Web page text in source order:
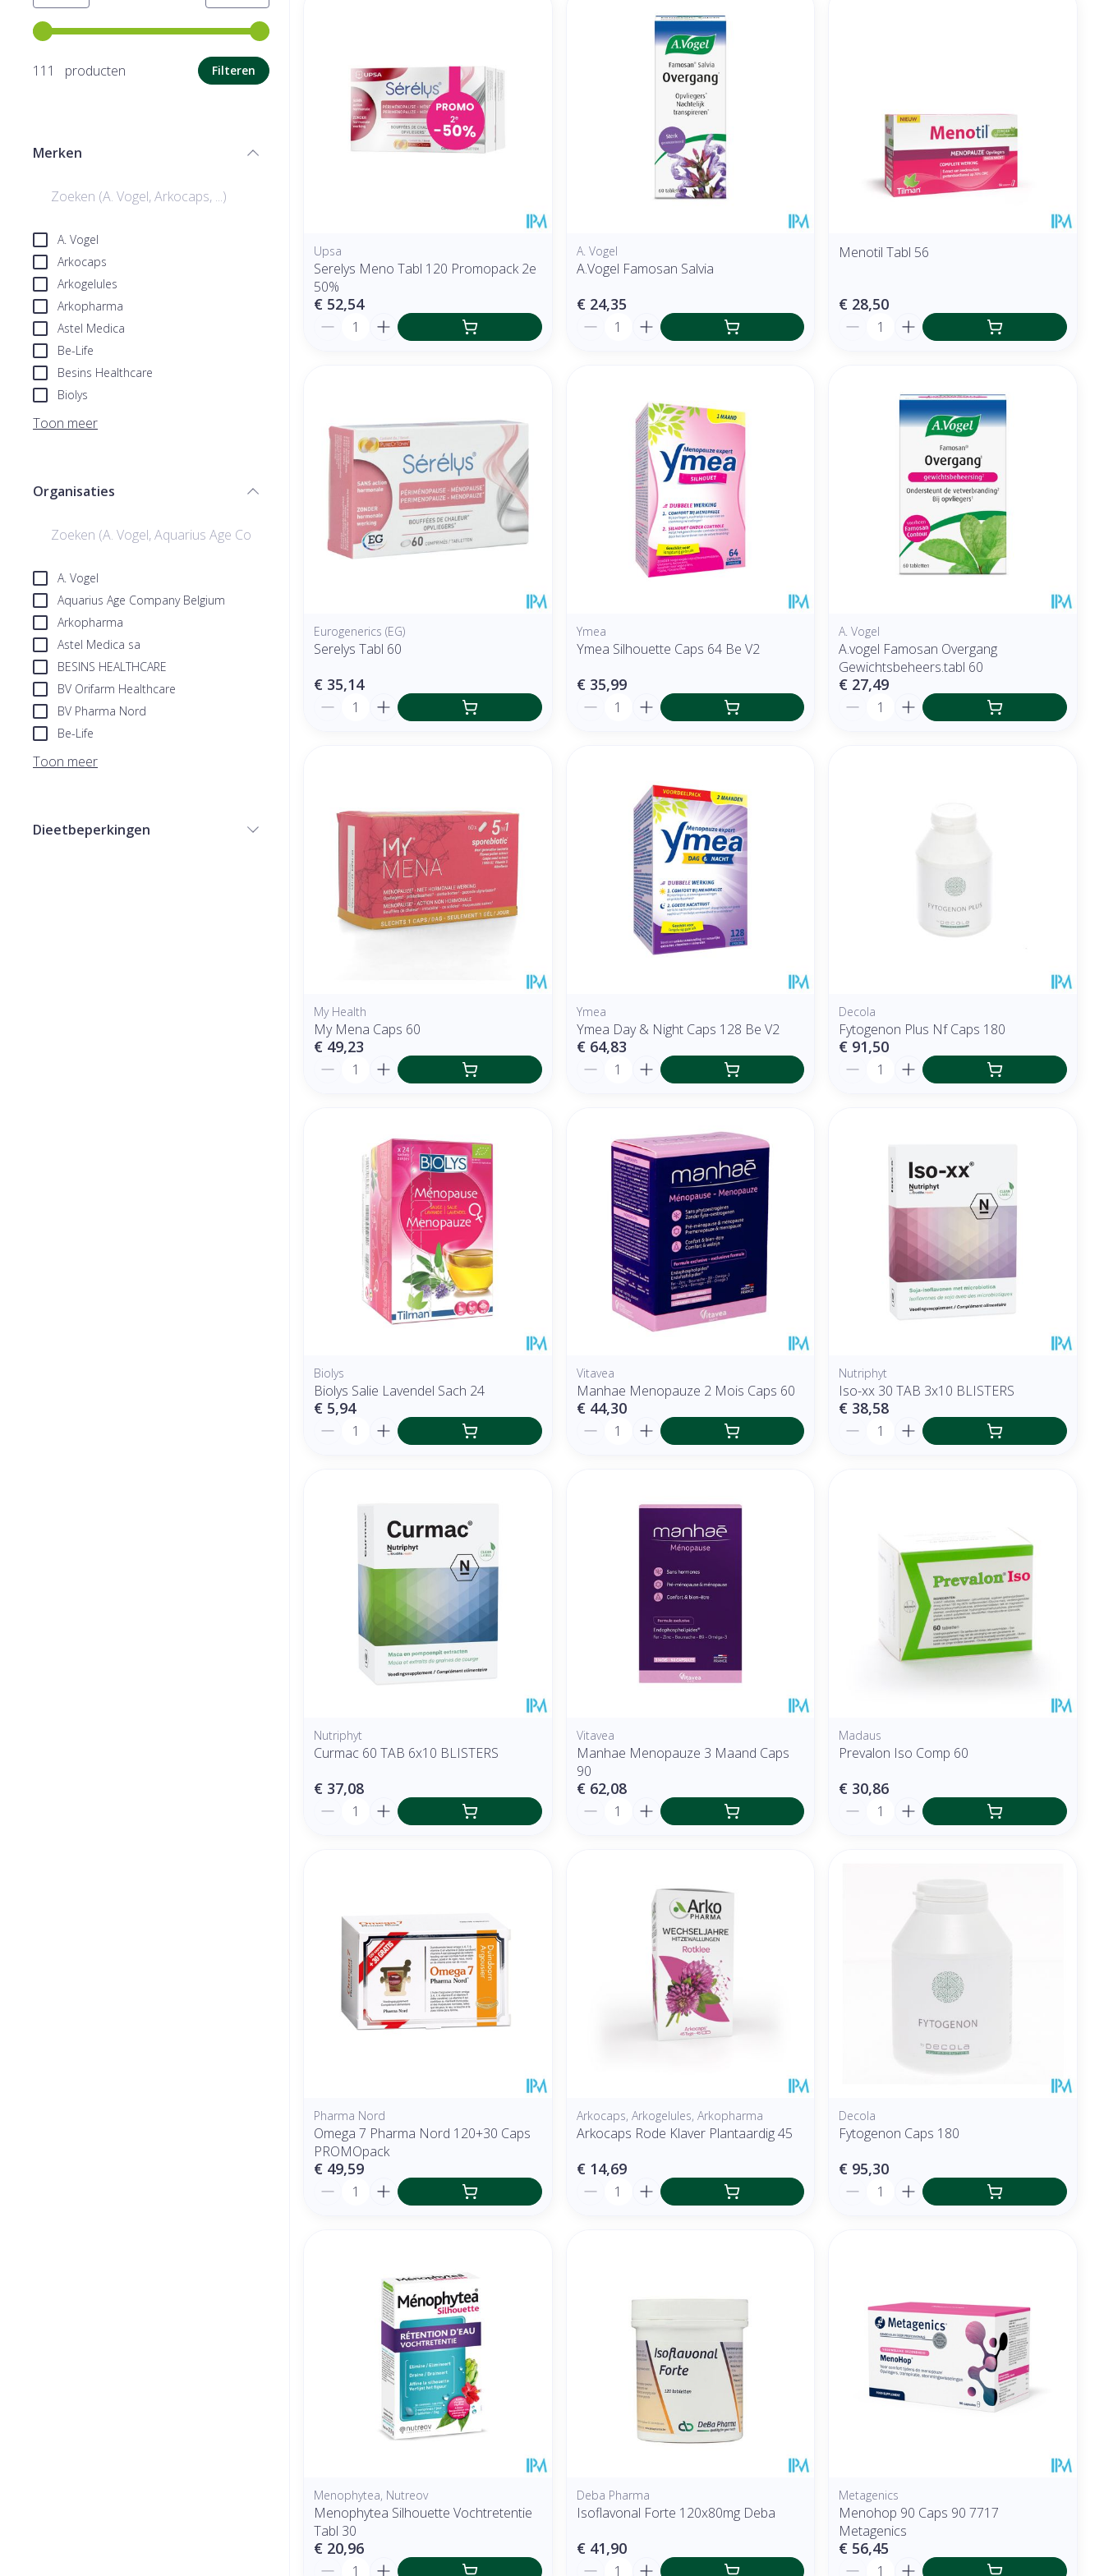
Gebruik de pijltjestoetsen links en rechts om de minimale en maximale prijswaarden aan te passen.
111 producten
Filteren
Merken
A. Vogel
Arkocaps
Arkogelules
Arkopharma
Astel Medica
Be-Life
Besins Healthcare
Biolys
Toon meer
Organisaties
A. Vogel
Aquarius Age Company Belgium
Arkopharma
Astel Medica sa
BESINS HEALTHCARE
BV Orifarm Healthcare
BV Pharma Nord
Be-Life
Toon meer
Dieetbeperkingen
Upsa
Serelys Meno Tabl 120 Promopack 2e
50%
€ 52,54
Aantal
A. Vogel
A.Vogel Famosan Salvia
€ 24,35
Aantal
Menotil Tabl 56
€ 28,50
Aantal
Eurogenerics (EG)
Serelys Tabl 60
€ 35,14
Aantal
Ymea
Ymea Silhouette Caps 64 Be V2
€ 35,99
Aantal
A. Vogel
A.vogel Famosan Overgang
Gewichtsbeheers.tabl 60
€ 27,49
Aantal
My Health
My Mena Caps 60
€ 49,23
Aantal
Ymea
Ymea Day & Night Caps 128 Be V2
€ 64,83
Aantal
Decola
Fytogenon Plus Nf Caps 180
€ 91,50
Aantal
Biolys
Biolys Salie Lavendel Sach 24
€ 5,94
Aantal
Vitavea
Manhae Menopauze 2 Mois Caps 60
€ 44,30
Aantal
Nutriphyt
Iso-xx 30 TAB 3x10 BLISTERS
€ 38,58
Aantal
Nutriphyt
Curmac 60 TAB 6x10 BLISTERS
€ 37,08
Aantal
Vitavea
Manhae Menopauze 3 Maand Caps
90
€ 62,08
Aantal
Madaus
Prevalon Iso Comp 60
€ 30,86
Aantal
Pharma Nord
Omega 7 Pharma Nord 120+30 Caps
PROMOpack
€ 49,59
Aantal
Arkocaps, Arkogelules, Arkopharma
Arkocaps Rode Klaver Plantaardig 45
€ 14,69
Aantal
Decola
Fytogenon Caps 180
€ 95,30
Aantal
Menophytea, Nutreov
Menophytea Silhouette Vochtretentie
Tabl 30
€ 20,96
Aantal
Deba Pharma
Isoflavonal Forte 120x80mg Deba
€ 41,90
Aantal
Metagenics
Menohop 90 Caps 90 7717
Metagenics
€ 56,45
Aantal